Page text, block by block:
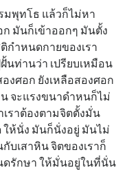
มพุทโธ แล้วก็ไม่หา
มันก็เข้าออกๆ มันตั้ง
กำหนดกายของเรา
นท่านว่า เปรียบเหมือน
งศอก ยังเหลือสองศอก
จะแรงขนาดำหนก็ไม่
ราต้องตามจิตตั้งมั่น
ให้นั่ง มันก็นั่งอยู่ มันไม่
บเสาหิน จิตของเราก็
ดรักษา ให้มั่นอยู่ในที่นั่น